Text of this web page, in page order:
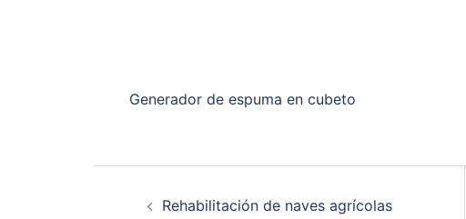
Generador de espuma en cubeto
Navegación
Rehabilitación de naves agrícolas